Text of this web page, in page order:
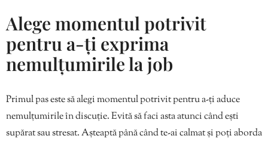
Alege momentul potrivit
pentru a-ți exprima
nemulțumirile la job
Primul pas este să alegi momentul potrivit pentru a-ți aduce
nemulțumirile în discuție. Evită să faci asta atunci când ești
supărat sau stresat. Așteaptă până când te-ai calmat și poți aborda